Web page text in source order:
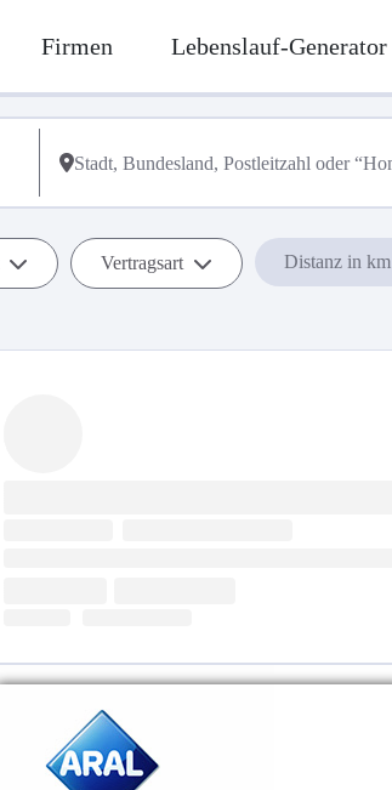
Firmen Lebenslauf-Generator
Vertragsart Distanz in km